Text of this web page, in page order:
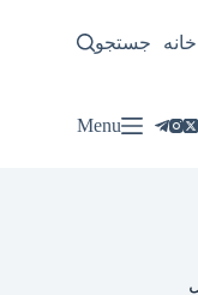
خانه سیاسی
جستجو
Menu